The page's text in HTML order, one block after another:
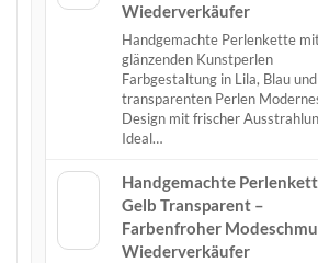
Wiederverkäufer
Handgemachte Perlenkette
glänzenden Kunstperlen
Farbgestaltung in Lila, Blau und
transparenten Perlen
Design mit frischer
Ideal…
Handgemachte
Gelb Transparent –
Farbenfroher
Wiederverkäufer